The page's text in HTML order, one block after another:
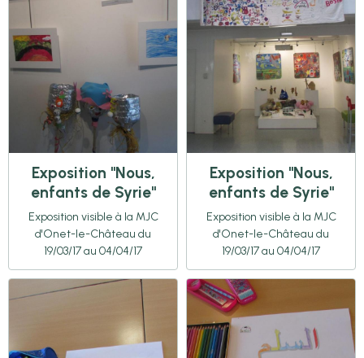
Exposition "Nous,
enfants de Syrie"
Exposition visible à la MJC
d'Onet-le-Château du
19/03/17 au 04/04/17
Exposition "Nous,
enfants de Syrie"
Exposition visible à la MJC
d'Onet-le-Château du
19/03/17 au 04/04/17